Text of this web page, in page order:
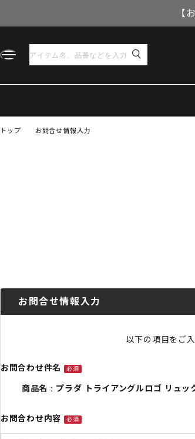
【
トップ お問合せ情報入力
お問合せ情報入力
以下の項目をご
お問合わせ件名 必須
商品名 : プラダ トライアングルロゴ リュ
お問合わせ内容 必須